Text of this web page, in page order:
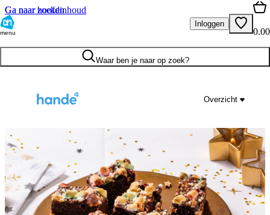
Ga naar hoofdinhoud
Ga naar zoeken
menu
Inloggen
0.00
Waar ben je naar op zoek?
Overzicht